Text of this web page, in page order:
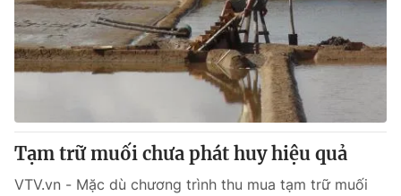
VTV Money VTV Thể thao
VTV Sức khoẻ Bất động sản
Tấm lòng Việt
VTV4 Vươn mình bằng AI
Tạm trữ muối chưa phát huy hiệu quả
VTV.vn - Mặc dù chương trình thu mua tạm trữ muối